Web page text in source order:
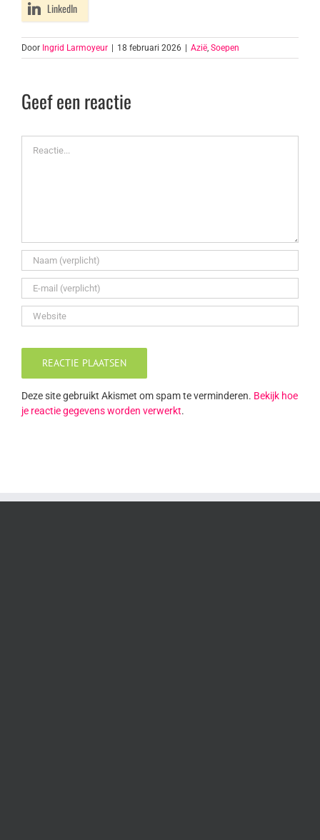
LinkedIn
Door Ingrid Larmoyeur 18 februari 2026 Azië, Soepen
Geef een reactie
Deze site gebruikt Akismet om spam te verminderen. Bekijk hoe
je reactie gegevens worden verwerkt.